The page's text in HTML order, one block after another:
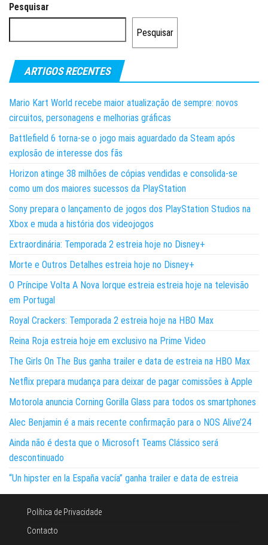
Pesquisar
Pesquisar
ARTIGOS RECENTES
Mario Kart World recebe maior atualização de sempre: novos
circuitos, personagens e melhorias gráficas
Battlefield 6 torna-se o jogo mais aguardado da Steam após
explosão de interesse dos fãs
Horizon atinge 38 milhões de cópias vendidas e consolida-se
como um dos maiores sucessos da PlayStation
Sony prepara o lançamento de jogos dos PlayStation Studios na
Xbox e muda a história dos videojogos
Extraordinária: Temporada 2 estreia hoje no Disney+
Morte e Outros Detalhes estreia hoje no Disney+
O Príncipe Volta A Nova Iorque estreia estreia hoje na televisão
em Portugal
Royal Crackers: Temporada 2 estreia hoje na HBO Max
Reina Roja estreia hoje em exclusivo na Prime Video
The Girls On The Bus ganha trailer e data de estreia na HBO Max
Netflix prepara mudança para deixar de pagar comissões à Apple
Motorola anuncia Corning Gorilla Glass para todos os smartphones
Alec Benjamin é a mais recente confirmação para o NOS Alive’24
Ainda não é desta que o Microsoft Teams Clássico será
descontinuado
“Un hipster en la España vacía” ganha trailer e data de estreia
Política de Privacidade
Contacto